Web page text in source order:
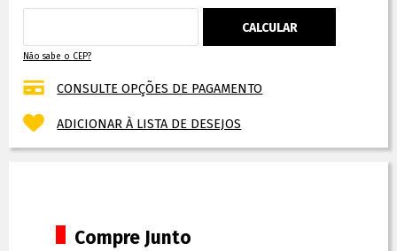
Não sabe o CEP?
CONSULTE OPÇÕES DE PAGAMENTO
ADICIONAR À LISTA DE DESEJOS
Compre Junto